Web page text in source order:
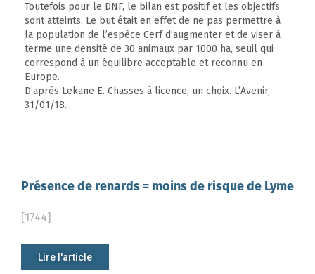
Toutefois pour le DNF, le bilan est positif et les objectifs
sont atteints. Le but était en effet de ne pas permettre à
la population de l’espèce Cerf d’augmenter et de viser à
terme une densité de 30 animaux par 1000 ha, seuil qui
correspond à un équilibre acceptable et reconnu en
Europe.
D’après Lekane E. Chasses à licence, un choix. L’Avenir,
31/01/18.
Présence de renards = moins de risque de Lyme
[1744]
Lire l'article